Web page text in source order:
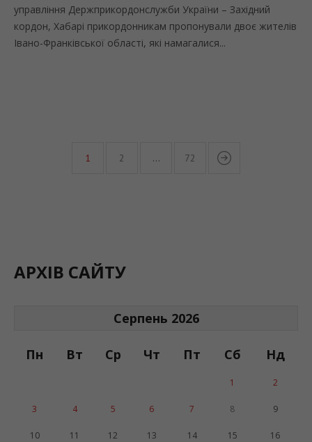
управління Держприкордонслужби України – Західний
кордон, Хабарі прикордонникам пропонували двоє жителів
Івано-Франківської області, які намагалися...
1 2 … 72
АРХІВ САЙТУ
Серпень 2026
Пн Вт Ср Чт Пт Сб Нд
1 2
3 4 5 6 7 8 9
10 11 12 13 14 15 16